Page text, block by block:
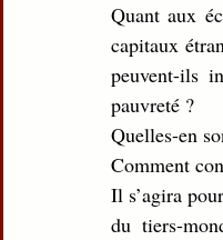
Quant aux
capitaux
peuvent-ils
pauvreté ?
Quelles-en
Comment
Il s’agira
du tiers-